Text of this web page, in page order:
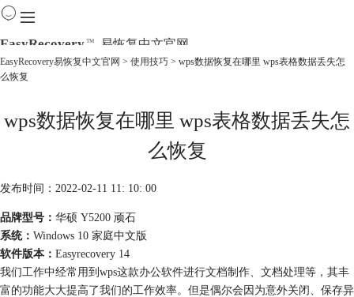
EasyRecovery TM 易恢复中文官网
下载
EasyRecovery易恢复中文官网 > 使用技巧 > wps数据恢复在哪里 wps表格数据丢失怎
么恢复
wps数据恢复在哪里 wps表格数据丢失怎
么恢复
发布时间：2022-02-11 11: 10: 00
品牌型号： 华硕 Y5200 顽石
系统： Windows 10 家庭中文版
软件版本： Easyrecovery 14
我们工作中经常用到wps这款办公软件进行文档制作、文档处理等，其丰
富的功能大大提高了我们的工作效率。但是偶尔会因为意外关闭、保存异